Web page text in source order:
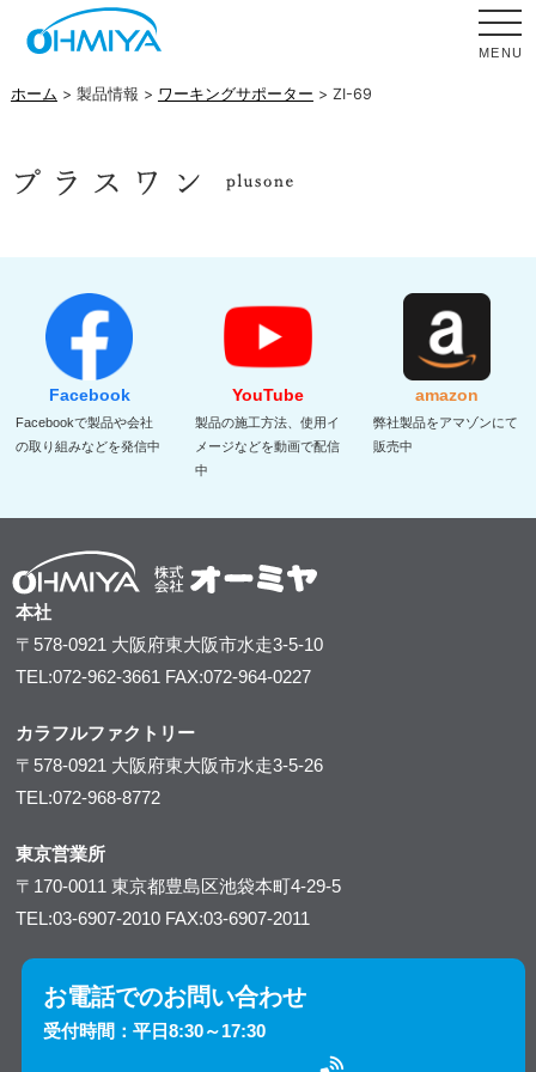
MENU
ホーム > 製品情報 > ワーキングサポーター > ZI-69
Facebook
Facebookで製品や会社
の取り組みなどを発信中
YouTube
製品の施工方法、使用イ
メージなどを動画で配信
中
amazon
弊社製品をアマゾンにて
販売中
本社
〒578-0921 大阪府東大阪市水走3-5-10
TEL:072-962-3661 FAX:072-964-0227
カラフルファクトリー
〒578-0921 大阪府東大阪市水走3-5-26
TEL:072-968-8772
東京営業所
〒170-0011東京都豊島区池袋本町4-29-5
TEL:03-6907-2010 FAX:03-6907-2011
お電話でのお問い合わせ
受付時間：平日8:30～17:30